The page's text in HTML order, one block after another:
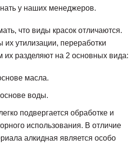
у наших менеджеров.
что виды красок отличаются.
их утилизации, переработки
их разделяют на 2 основных вида:
масла.
воды.
подвергается обработке и
использования. В отличие
алкидная является особо